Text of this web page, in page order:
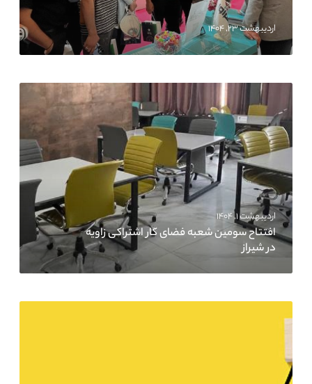
اردیبهشت ۲۳, ۱۴۰۴
اردیبهشت ۱, ۱۴۰۴
افتتاح سومین شعبه فضای کار اشتراکی زاویه
در شیراز